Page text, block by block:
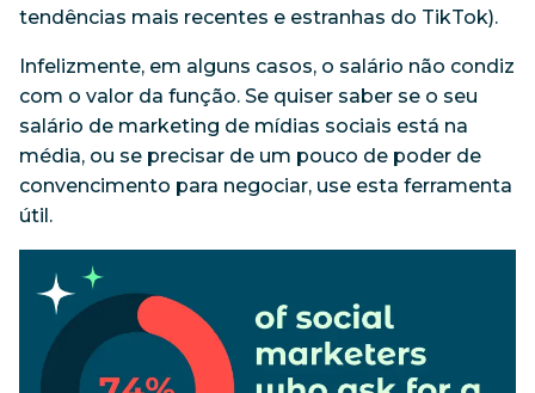
tendências mais recentes e estranhas do TikTok).
Infelizmente, em alguns casos, o salário não condiz
com o valor da função. Se quiser saber se o seu
salário de marketing de mídias sociais está na
média, ou se precisar de um pouco de poder de
convencimento para negociar, use esta ferramenta
útil.